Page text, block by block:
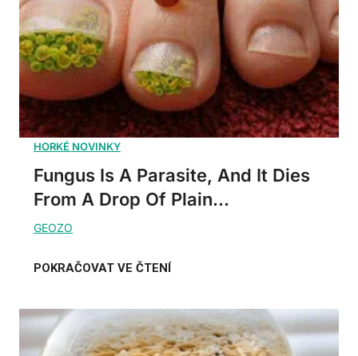
Fungus Is A Parasite, And It Dies
From A Drop Of Plain...